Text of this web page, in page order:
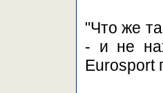
"Что же
- и не
Eurosport